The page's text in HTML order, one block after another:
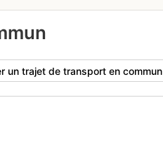
un trajet de transport en commun